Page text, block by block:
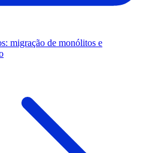
migração de monólitos e